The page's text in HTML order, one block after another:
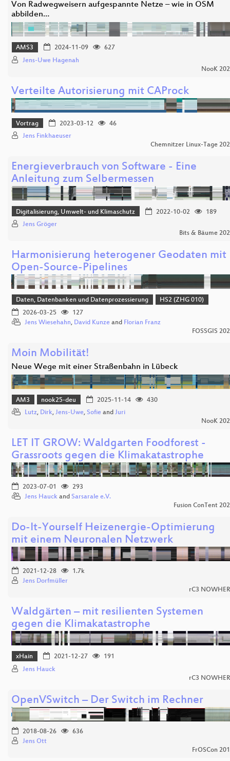
Von Radwegweisern aufgespannte Netze – wie in OSM
abbilden…
AMS3 2024-11-09
627
Jens-Uwe Hagenah
NooK
Verteilte Autorisierung mit CAProck
Vortrag 2023-03-12
46
Jens Finkhaeuser
Chemnitzer Linux-Tage
Energieverbrauch von Software - Eine
Anleitung zum Selbermessen
Digitalisierung, Umwelt- und Klimaschutz 2022-10-02
189
Jens Gröger
Bits & Bäume
Harmonisierung heterogener Geodaten mit
Open-Source-Pipelines
Daten, Datenbanken und Datenprozessierung
HS2 (ZHG 010)
2026-03-25
127
Jens Wiesehahn, David Kunze and Florian Franz
FOSSGIS
Moin Mobilität!
Neue Wege mit einer Straßenbahn in Lübeck
AM3 nook25-deu 2025-11-14
430
Lutz, Dirk, Jens-Uwe, Sofie and Juri
NooK
LET IT GROW: Waldgarten Foodforest -
Grassroots gegen die Klimakatastrophe
2023-07-01
293
Jens Hauck and Sarsarale e.V.
Fusion ConTent
Do-It-Yourself Heizenergie-Optimierung
mit einem Neuronalen Netzwerk
2021-12-28
1.7k
Jens Dorfmüller
rC3
Waldgärten – mit resilienten Systemen
gegen die Klimakatastrophe
xHain 2021-12-27
191
Jens Hauck
rC3
OpenVSwitch – Der Switch im Rechner
2018-08-26
636
Jens Ott
FrOSCon